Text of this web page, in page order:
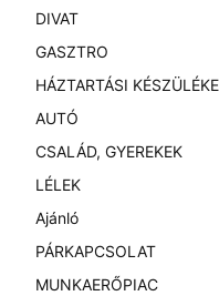
DIVAT
GASZTRO
HÁZTARTÁSI
AUTÓ
CSALÁD, GYEREKEK
LÉLEK
Ajánló
PÁRKAPCSOLAT
MUNKAERŐPIAC